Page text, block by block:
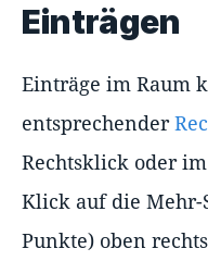
Einträgen
Einträge im Raum
entsprechender
Rechtsklick oder
Klick auf die Mehr-
Punkte) oben